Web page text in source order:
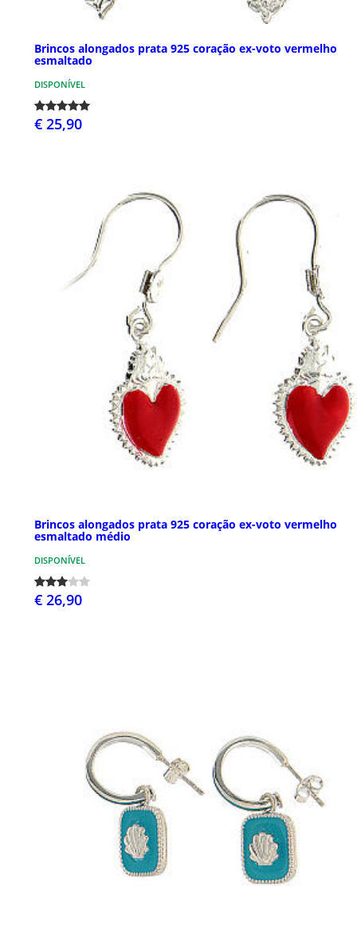
Brincos alongados prata 925 coração ex-voto vermelho
esmaltado
DISPONÍVEL
€ 25,90
Brincos alongados prata 925 coração ex-voto vermelho
esmaltado médio
DISPONÍVEL
€ 26,90